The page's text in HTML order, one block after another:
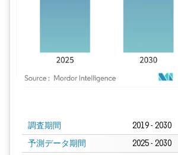
調査期間 2019 - 2030
予測データ期間 2025 - 2030